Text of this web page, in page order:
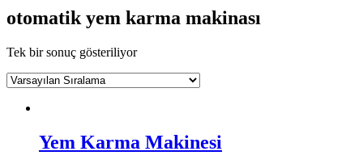
otomatik yem karma makinası
Tek bir sonuç gösteriliyor
Yem Karma Makinesi